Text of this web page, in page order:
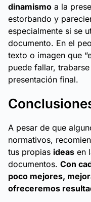
dinamismo a la
estorbando y
especialmente si se
documento. En el
texto o imagen que
puede fallar,
presentación final.
A pesar de que
normativos,
tus propias ideas en
documentos. Con
poco mejores,
ofreceremos